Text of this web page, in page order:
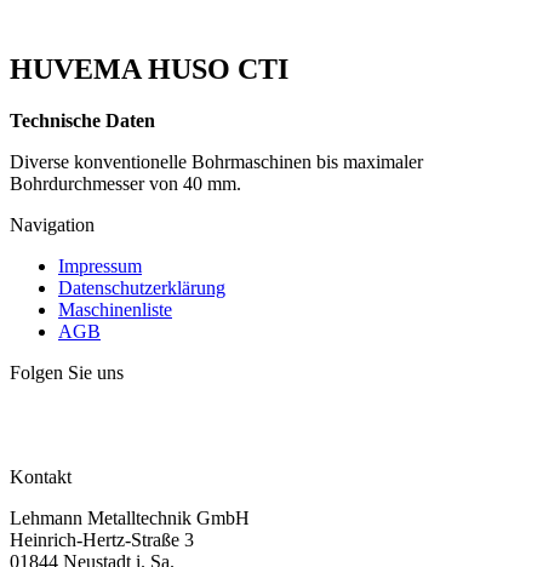
HUVEMA HUSO CTI
Technische Daten
Diverse konventionelle Bohrmaschinen bis maximaler
Bohrdurchmesser von 40 mm.
Navigation
Impressum
Datenschutzerklärung
Maschinenliste
AGB
Folgen Sie uns
Kontakt
Lehmann Metalltechnik GmbH
Heinrich-Hertz-Straße 3
01844 Neustadt i. Sa.